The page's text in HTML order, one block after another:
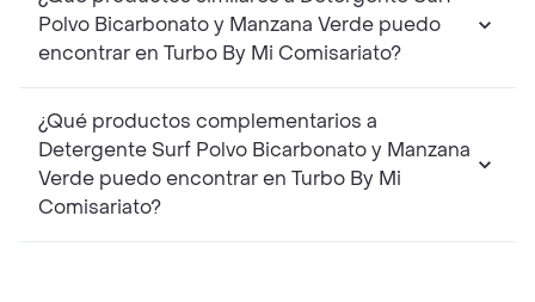
Polvo Bicarbonato y Manzana Verde puedo
encontrar en Turbo By Mi Comisariato?
¿Qué productos complementarios a
Detergente Surf Polvo Bicarbonato y Manzana
Verde puedo encontrar en Turbo By Mi
Comisariato?